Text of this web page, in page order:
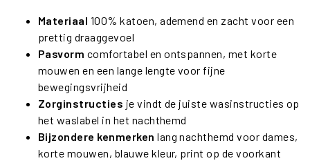
Materiaal 100% katoen, ademend en zacht voor een
prettig draaggevoel
Pasvorm comfortabel en ontspannen, met korte
mouwen en een lange lengte voor fijne
bewegingsvrijheid
Zorginstructies je vindt de juiste wasinstructies op
het waslabel in het nachthemd
Bijzondere kenmerken lang nachthemd voor dames,
korte mouwen, blauwe kleur, print op de voorkant